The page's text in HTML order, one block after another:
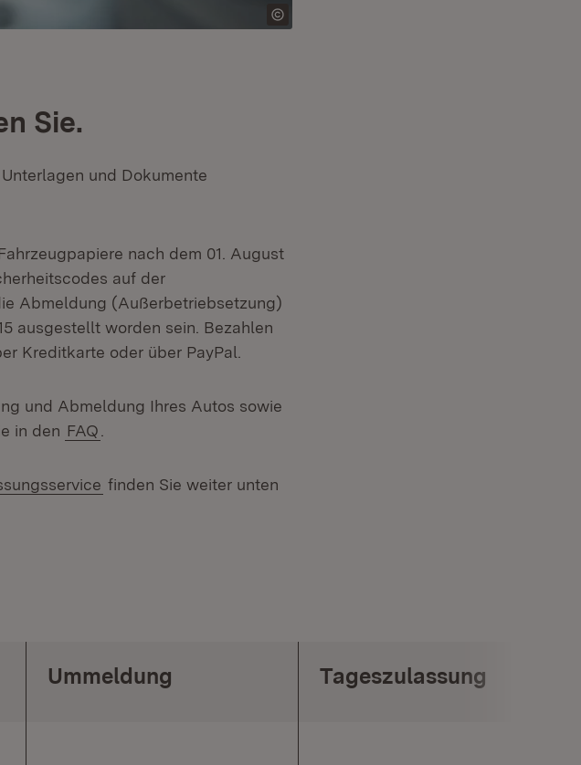
Sie.
und Dokumente
nach dem 01. August
auf der
Abmeldung (Außerbetriebsetzung)
ausgestellt worden sein. Bezahlen
Kreditkarte oder über PayPal.
und Abmeldung Ihres Autos sowie
in den FAQ
finden Sie weiter unten
Ummeldung Tageszulassung